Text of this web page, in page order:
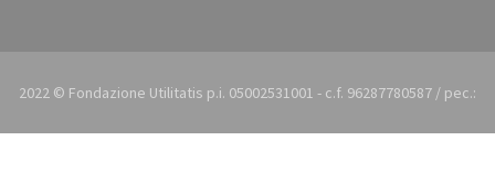
2022 © Fondazione Utilitatis p.i. 05002531001 - c.f. 96287780587 / pec.: